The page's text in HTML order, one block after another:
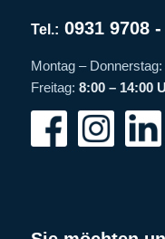
Tel.: 0931 9708
Montag – Donnerstag:
Freitag: 8:00 – 14:00